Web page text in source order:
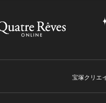
宝塚クリエ